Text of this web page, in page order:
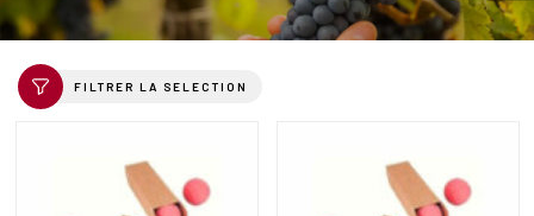
FILTRER LA SELECTION